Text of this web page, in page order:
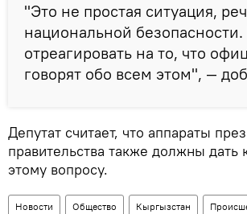
"Это не простая ситуация,
национальной
отреагировать на то, что
говорят обо всем этом", —
Депутат считает, что аппараты
правительства также должны дать
этому вопросу.
Новости Общество Кыргызстан